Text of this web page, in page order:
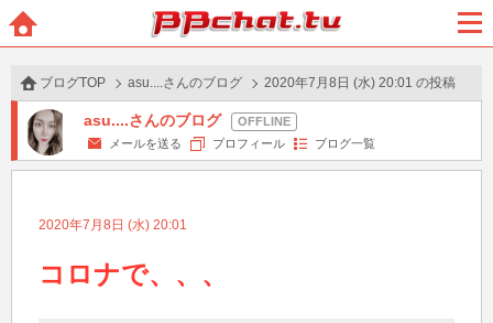
BBchatTV
ュー
ブログTOP asu....さんのブログ 2020年7月8日 (水) 20:01 の投稿
asu....さんのブログ
メールを送る プロフィール ブログ一覧
2020年7月8日 (水) 20:01
コロナで、、、